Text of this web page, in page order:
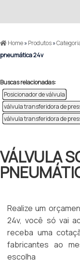
Home»Produtos»
pneumática 24v
Buscas relacionadas:
Posicionador de válvula
válvula transferidora de
válvula transferidora de
VÁLVULA
Realize um
24v, você só vai
receba uma
fabricantes ao
escolha